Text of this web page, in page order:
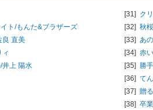
ト/もんた&ブラザーズ
良 直美
ィ
井上 陽水
[31] ク
[32] 秋
[33] あ
[34] 赤
[35] 勝
[36] て
[37] 贈
[38] 卒